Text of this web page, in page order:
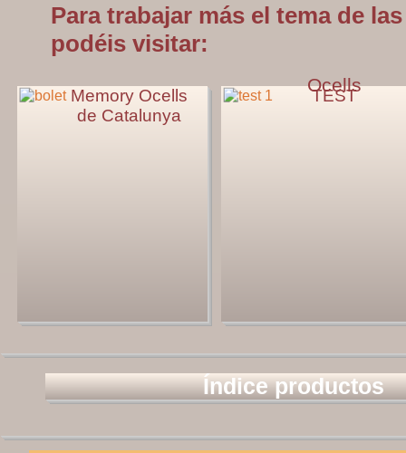
Para trabajar más el tema de
podéis visitar:
Memory Ocells
de Catalunya
TEST
Ocells
Índice productos